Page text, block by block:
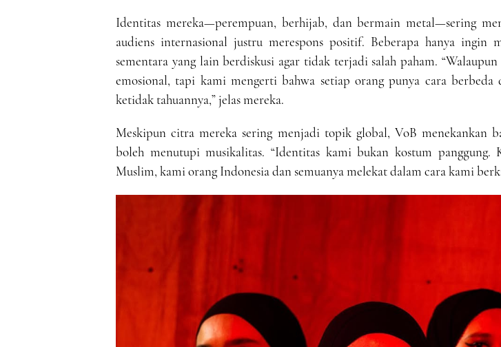
Identitas mereka—perempuan, berhijab, dan bermain metal—sering
audiens internasional justru merespons positif. Beberapa hanya ingin
sementara yang lain berdiskusi agar tidak terjadi salah paham.
emosional, tapi kami mengerti bahwa setiap orang punya cara berbeda
ketidak tahuannya,” jelas mereka.
Meskipun citra mereka sering menjadi topik global, VoB menekankan
boleh menutupi musikalitas. “Identitas kami bukan kostum panggung.
Muslim, kami orang Indonesia dan semuanya melekat dalam cara kami